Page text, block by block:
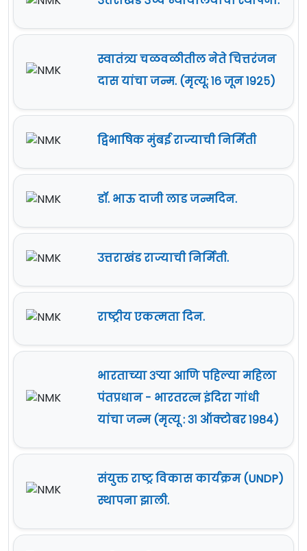
स्वातंत्र्य चळवळीतील नेते चित्तरंजन
दास यांचा जन्म. (मृत्यू: १६ जून १९२५)
द्विभाषिक मुंबई राज्याची निर्मिती
डॉ. भाऊ दाजी लाड जन्मदिन.
उत्तराखंड राज्याची निर्मिती.
राष्ट्रीय एकत्मता दिन.
भारताच्या ३ऱ्या आणि पहिल्या महिला
पंतप्रधान - भारतरत्न इंदिरा गांधी
यांचा जन्म (मृत्यू : ३१ ऑक्टोबर १९८४)
संयुक्त राष्ट्र विकास कार्यक्रम (UNDP)
स्थापना झाली.